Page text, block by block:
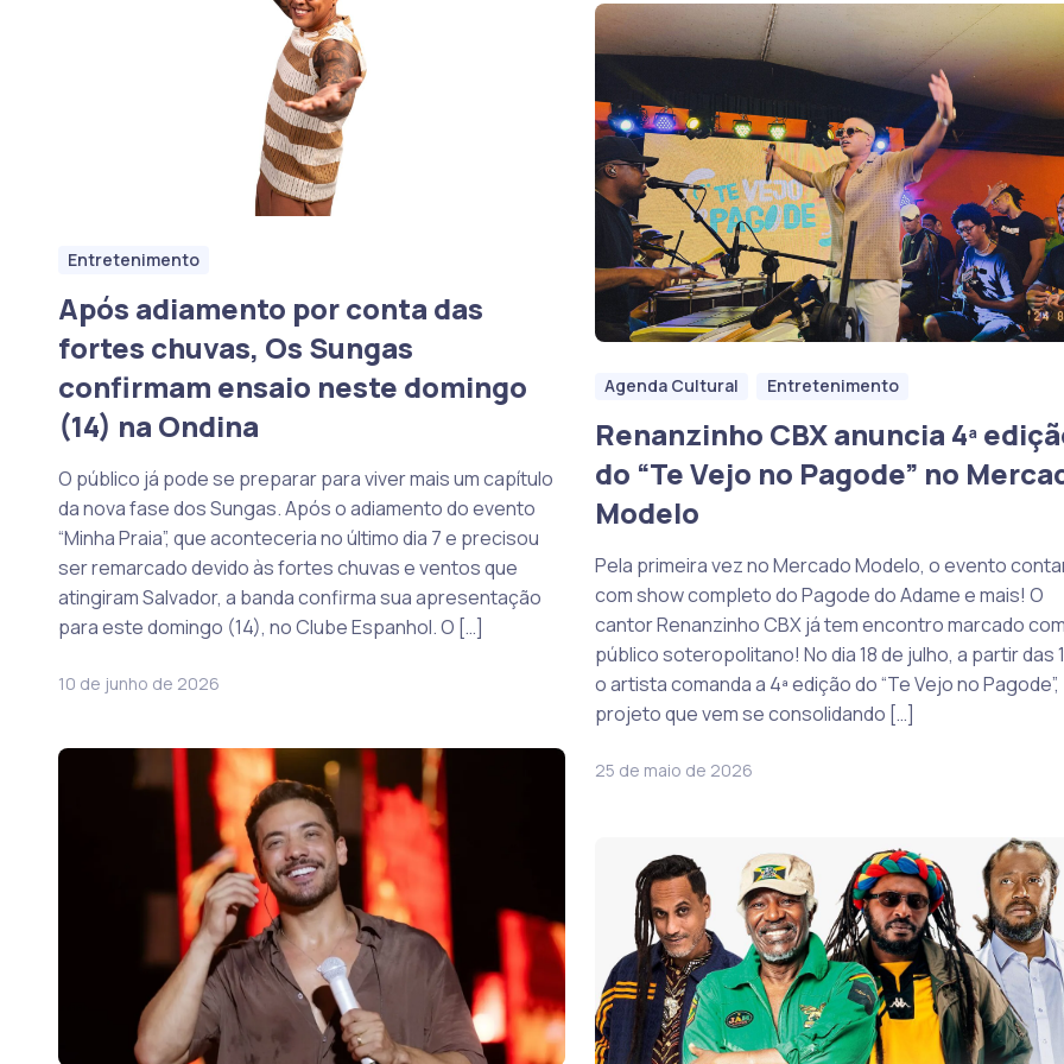
Entretenimento
Após adiamento por conta das
fortes chuvas, Os Sungas
confirmam ensaio neste domingo
(14) na Ondina
O público já pode se preparar para viver mais um capítulo
da nova fase dos Sungas. Após o adiamento do evento
“Minha Praia”, que aconteceria no último dia 7 e precisou
ser remarcado devido às fortes chuvas e ventos que
atingiram Salvador, a banda confirma sua apresentação
para este domingo (14), no Clube Espanhol. O […]
10 de junho de 2026
Agenda Cultural Entretenimento
Renanzinho CBX anuncia 4ª
do “Te Vejo no Pagode” no
Modelo
Pela primeira vez no Mercado Modelo, o evento
com show completo do Pagode do Adame e mais! O
cantor Renanzinho CBX já tem encontro marcado
público soteropolitano! No dia 18 de julho, a partir das
o artista comanda a 4ª edição do “Te Vejo no Pagode”,
projeto que vem se consolidando […]
25 de maio de 2026